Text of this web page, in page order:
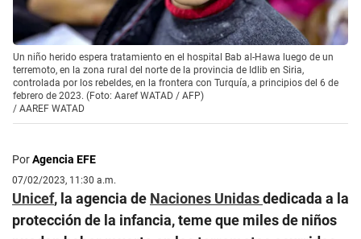
Un niño herido espera tratamiento en el hospital Bab al-Hawa luego de un
terremoto, en la zona rural del norte de la provincia de Idlib en Siria,
controlada por los rebeldes, en la frontera con Turquía, a principios del 6 de
febrero de 2023. (Foto: Aaref WATAD / AFP)
/ AAREF WATAD
PorAgencia EFE
07/02/2023, 11:30 a.m.
Unicef, la agencia de Naciones Unidasdedicada a la
protección de la infancia, teme que miles de niños